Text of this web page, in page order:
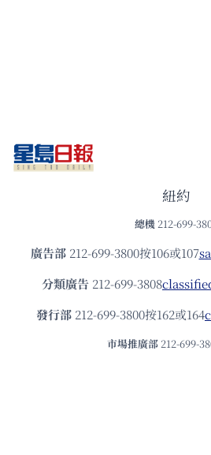
紐約
總機 212-699-
廣告部212-699-3800按106或107
分類廣告 212-699-3808
發⾏部 212-699-3800按162或164
市場推廣部 212-699-